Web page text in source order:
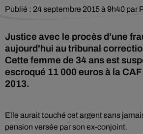
Publié : 24 septembre 2015 à 9h40 par
Justice avec le procès d'une
aujourd'hui au tribunal
Cette femme de 34 ans est
escroqué 11 000 euros à la
2013.
Elle aurait touché cet argent sans
pension versée par son ex-conjoint.